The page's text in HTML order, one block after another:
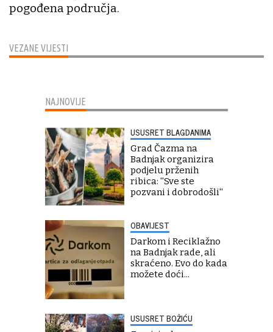
VEZANE VIJESTI
pogođena područja.
NAJNOVIJE
USUSRET BLAGDANIMA
Grad Čazma na
Badnjak organizira
podjelu prženih
ribica: ''Sve ste
pozvani i dobrodošli''
OBAVIJEST
Darkom i Reciklažno
na Badnjak rade, ali
skraćeno. Evo do kada
možete doći...
USUSRET BOŽIĆU